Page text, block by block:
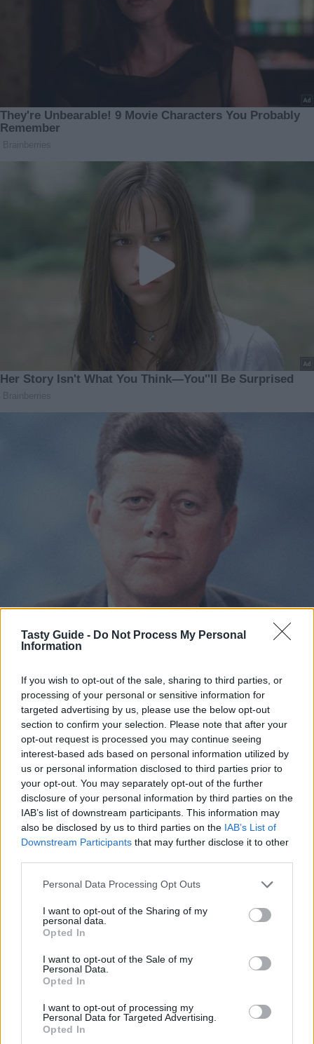
Tasty Guide - Do Not Process My Personal
Information
If you wish to opt-out of the sale, sharing to third parties, or
processing of your personal or sensitive information for
targeted advertising by us, please use the below opt-out
section to confirm your selection. Please note that after your
opt-out request is processed you may continue seeing
interest-based ads based on personal information utilized by
us or personal information disclosed to third parties prior to
your opt-out. You may separately opt-out of the further
disclosure of your personal information by third parties on the
IAB’s list of downstream participants. This information may
also be disclosed by us to third parties on the IAB’s List of
Downstream Participants that may further disclose it to other
Please note that this website/app uses one or more Google
not limited to your visit or usage behaviour. You may click to
grant or deny consent to Google and its third-party tags to
use your data for below specified purposes in below Google
consent section.
Personal Data Processing Opt Outs
I want to opt-out of the Sharing of my
personal data.
Opted In
I want to opt-out of the Sale of my
Personal Data.
Opted In
I want to opt-out of processing my
Personal Data for Targeted Advertising.
Opted In